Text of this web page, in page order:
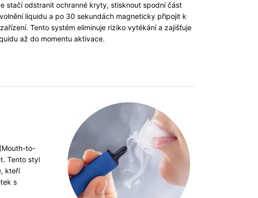
stačí odstranit ochranné kryty, stisknout spodní část
liquidu a po 30 sekundách magneticky připojit k
Tento systém eliminuje riziko vytékání a zajišťuje
až do momentu aktivace.
to-
Tento styl
kteří
s